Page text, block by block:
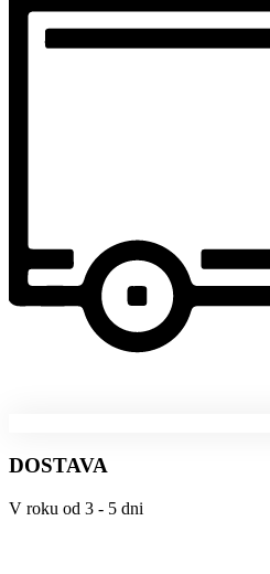
DOSTAVA
V roku od 3 - 5 dni